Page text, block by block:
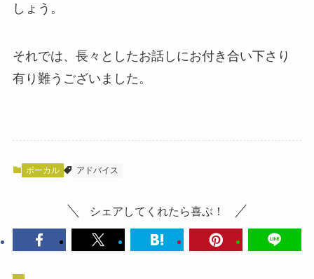
しょう。
それでは、長々としたお話しにお付き合い下さり
有り難うございました。
ボーカル アドバイス
シェアしてくれたら喜ぶ！